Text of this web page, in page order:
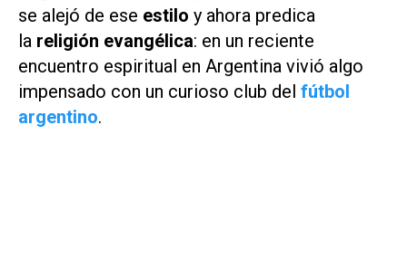
se alejó de ese estilo y ahora predica
la religión evangélica: en un reciente
encuentro espiritual en Argentina vivió algo
impensado con un curioso club del fútbol
argentino.